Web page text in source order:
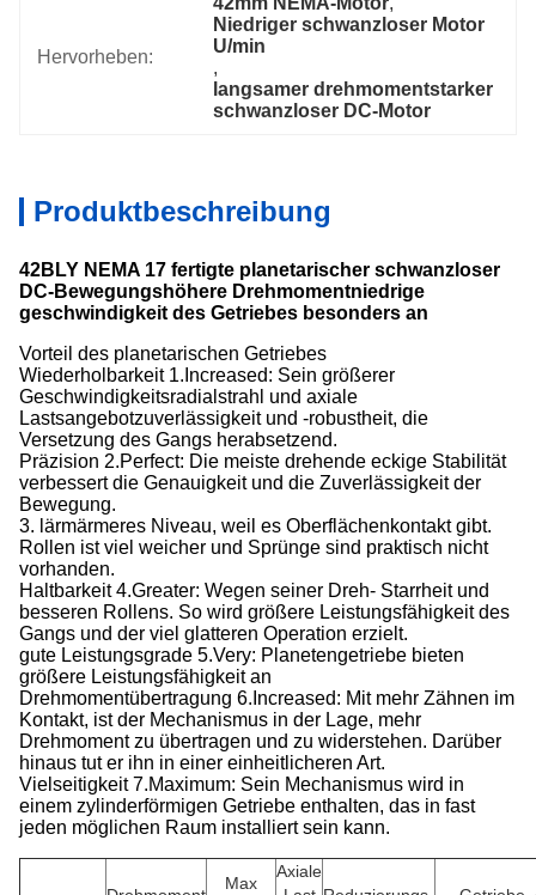
Hervorheben:
Niedriger schwanzloser Motor
U/min
,
langsamer drehmomentstarker
schwanzloser DC-Motor
Produktbeschreibung
42BLY NEMA 17 fertigte planetarischer schwanzloser
DC-Bewegungshöhere Drehmomentniedrige
geschwindigkeit des Getriebes besonders an
Vorteil des planetarischen Getriebes
Wiederholbarkeit 1.Increased: Sein größerer
Geschwindigkeitsradialstrahl und axiale
Lastsangebotzuverlässigkeit und -robustheit, die
Versetzung des Gangs herabsetzend.
Präzision 2.Perfect: Die meiste drehende eckige Stabilität
verbessert die Genauigkeit und die Zuverlässigkeit der
Bewegung.
3. lärmärmeres Niveau, weil es Oberflächenkontakt gibt.
Rollen ist viel weicher und Sprünge sind praktisch nicht
vorhanden.
Haltbarkeit 4.Greater: Wegen seiner Dreh- Starrheit und
besseren Rollens. So wird größere Leistungsfähigkeit des
Gangs und der viel glatteren Operation erzielt.
gute Leistungsgrade 5.Very: Planetengetriebe bieten
größere Leistungsfähigkeit an
Drehmomentübertragung 6.Increased: Mit mehr Zähnen im
Kontakt, ist der Mechanismus in der Lage, mehr
Drehmoment zu übertragen und zu widerstehen. Darüber
hinaus tut er ihn in einer einheitlicheren Art.
Vielseitigkeit 7.Maximum: Sein Mechanismus wird in
einem zylinderförmigen Getriebe enthalten, das in fast
jeden möglichen Raum installiert sein kann.
Max
Axiale